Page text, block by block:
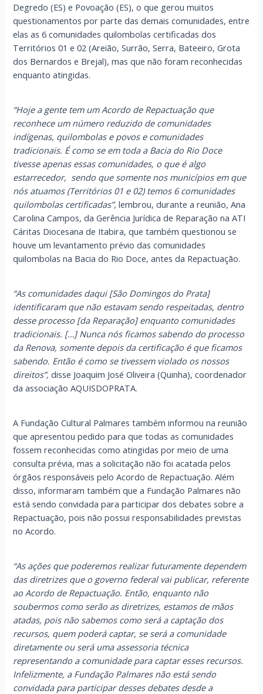
Degredo (ES) e Povoação (ES), o que gerou muitos
questionamentos por parte das demais comunidades, entre
elas as 6 comunidades quilombolas certificadas dos
Territórios 01 e 02 (Areião, Surrão, Serra, Bateeiro, Grota
dos Bernardos e Brejal), mas que não foram reconhecidas
enquanto atingidas.
“Hoje a gente tem um Acordo de Repactuação que
reconhece um número reduzido de comunidades
indígenas, quilombolas e povos e comunidades
tradicionais. É como se em toda a Bacia do Rio Doce
tivesse apenas essas comunidades, o que é algo
estarrecedor, sendo que somente nos municípios em que
nós atuamos (Territórios 01 e 02) temos 6 comunidades
quilombolas certificadas”, lembrou, durante a reunião, Ana
Carolina Campos, da Gerência Jurídica de Reparação na ATI
Cáritas Diocesana de Itabira, que também questionou se
houve um levantamento prévio das comunidades
quilombolas na Bacia do Rio Doce, antes da Repactuação.
“As comunidades daqui [São Domingos do Prata]
identificaram que não estavam sendo respeitadas, dentro
desse processo [da Reparação] enquanto comunidades
tradicionais. […] Nunca nós ficamos sabendo do processo
da Renova, somente depois da certificação é que ficamos
sabendo. Então é como se tivessem violado os nossos
direitos”, disse Joaquim José Oliveira (Quinha), coordenador
da associação AQUISDOPRATA.
A Fundação Cultural Palmares também informou na reunião
que apresentou pedido para que todas as comunidades
fossem reconhecidas como atingidas por meio de uma
consulta prévia, mas a solicitação não foi acatada pelos
órgãos responsáveis pelo Acordo de Repactuação. Além
disso, informaram também que a Fundação Palmares não
está sendo convidada para participar dos debates sobre a
Repactuação, pois não possui responsabilidades previstas
no Acordo.
“As ações que poderemos realizar futuramente dependem
das diretrizes que o governo federal vai publicar, referente
ao Acordo de Repactuação. Então, enquanto não
soubermos como serão as diretrizes, estamos de mãos
atadas, pois não sabemos como será a captação dos
recursos, quem poderá captar, se será a comunidade
diretamente ou será uma assessoria técnica
representando a comunidade para captar esses recursos.
Infelizmente, a Fundação Palmares não está sendo
convidada para participar desses debates desde a